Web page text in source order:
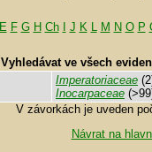
E F G H Ch J K L M N O P
Vyhledávat ve všech
Imperatoriaceae
Inocarpaceae
V závorkách je uveden
Návrat na